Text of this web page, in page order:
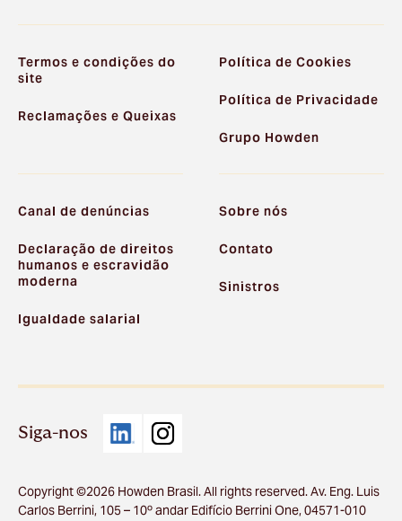
Termos e condições do
site
Reclamações e Queixas
Política de Cookies
Política de Privacidade
Grupo Howden
Canal de denúncias
Declaração de direitos
humanos e escravidão
moderna
Igualdade salarial
Sobre nós
Contato
Sinistros
Siga-nos
Copyright ©2026 Howden Brasil. All rights reserved. Av. Eng. Luis
Carlos Berrini, 105 – 10º andar Edifício Berrini One, 04571-010